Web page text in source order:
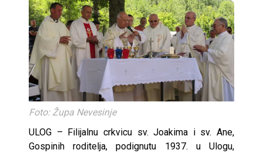
Foto: Župa Nevesinje
ULOG – Filijalnu crkvicu sv. Joakima i sv. Ane,
Gospinih roditelja, podignutu 1937. u Ulogu,